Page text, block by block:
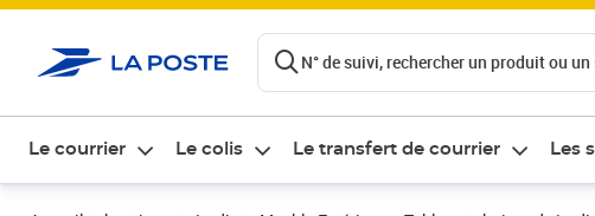
N° de suivi, rechercher un produit ou un
Le courrier Le colis Le transfert de courrier Les